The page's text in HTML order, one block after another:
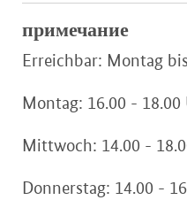
примечание
Erreichbar: Montag
Montag: 16.00 - 18.00
Mittwoch: 14.00 -
Donnerstag: 14.00 -